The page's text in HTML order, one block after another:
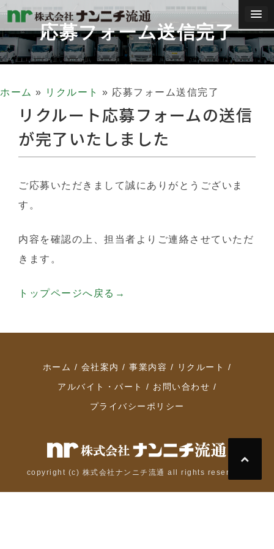
コ
ン
テ
ン
ツ
応募フォーム送信完了
ホーム » リクルート » 応募フォーム送信完了
リクルート応募フォームの送信
が完了いたしました
ご応募いただきまして誠にありがとうございま
す。
内容を確認の上、担当者よりご連絡させていただ
きます。
トップページへ戻る→
ホーム 会社案内 事業内容
リクルート
アルバイト・パート
お問い合わせ
プライバシーポリシー
copyright (c) 株式会社ナンニチ流通 all rights reserved.